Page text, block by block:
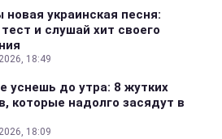
новая украинская песня:
и слушай хит своего
18:49
уснешь до утра: 8 жутких
которые надолго засядут в
18:09